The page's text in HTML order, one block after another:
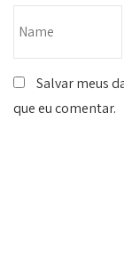
Salvar meus
que eu comentar.